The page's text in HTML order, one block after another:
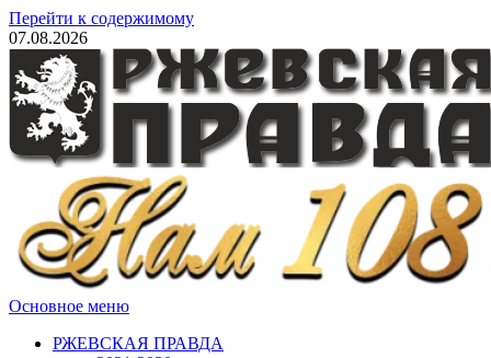
Перейти к содержимому
07.08.2026
Основное меню
РЖЕВСКАЯ ПРАВДА